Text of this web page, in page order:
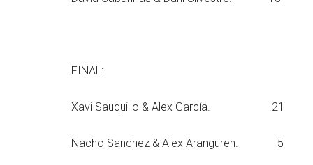
FINAL:
Xavi Sauquillo & Alex García. 21
Nacho Sanchez & Alex Aranguren. 5